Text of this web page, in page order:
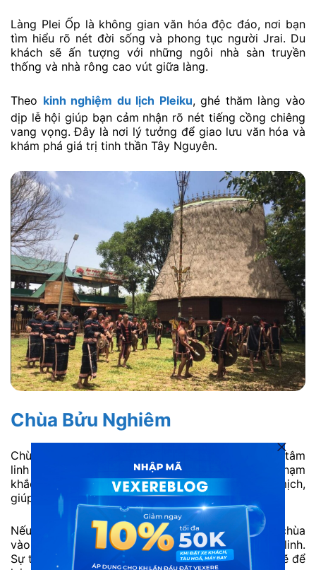
Làng Plei Ốp là không gian văn hóa độc đáo, nơi bạn
tìm hiểu rõ nét đời sống và phong tục người Jrai. Du
khách sẽ ấn tượng với những ngôi nhà sàn truyền
thống và nhà rông cao vút giữa làng.
Theo kinh nghiệm du lịch Pleiku, ghé thăm làng vào
dịp lễ hội giúp bạn cảm nhận rõ nét tiếng cồng chiêng
vang vọng. Đây là nơi lý tưởng để giao lưu văn hóa và
khám phá giá trị tinh thần Tây Nguyên.
Chùa Bửu Nghiêm
Chùa Bửu Nghiêm là một địa điểm du lịch Pleiku tâm
linh mang nét kiến trúc Phật giáo truyền thống chạm
khắc tinh xảo. Ngôi chùa sở hữu không gian tĩnh mịch,
giúp du khách cảm thấy thư thái và nhẹ lòng.
Nếu chưa biết buổi tối chơi gì ở Pleiku, hãy ghé chùa
vào đêm rằm để chiêm ngưỡng ánh hoa đăng lung linh.
Sự trang nghiêm và thanh tịnh nơi đây chắc chắn sẽ để